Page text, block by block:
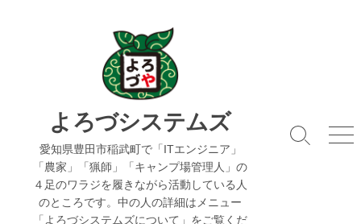
よろづシステムズ
愛知県豊田市稲武町で「ITエンジニア」
「農家」「猟師」「キャンプ場管理人」の
４足のワラジを履きながら活動している人
のところです。中の人の詳細はメニュー
「よろづシステムズについて」をご覧くだ
検
メ